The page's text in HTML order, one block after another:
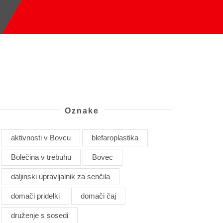
Oznake
aktivnosti v Bovcu blefaroplastika
Bolečina v trebuhu Bovec
daljinski upravljalnik za senčila
domači pridelki domači čaj
druženje s sosedi